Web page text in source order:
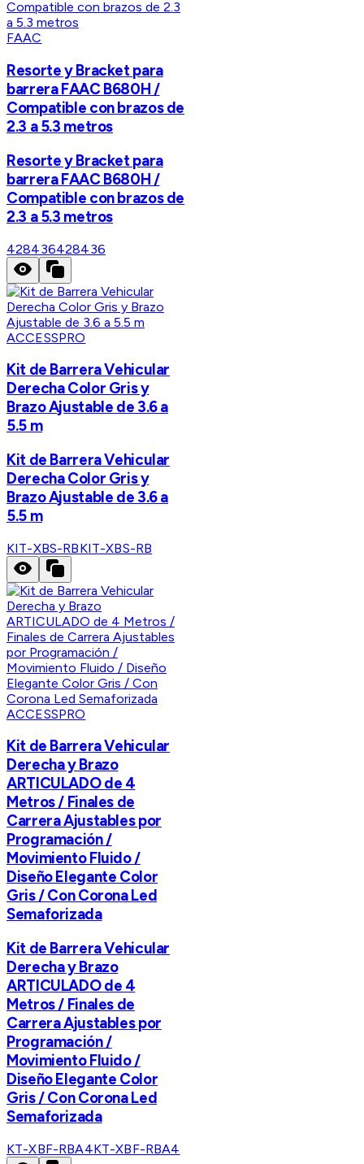
FAAC
Resorte y Bracket para
barrera FAAC B680H /
Compatible con brazos de
2.3 a 5.3 metros
Resorte y Bracket para
barrera FAAC B680H /
Compatible con brazos de
2.3 a 5.3 metros
428436428436
ACCESSPRO
Kit de Barrera Vehicular
Derecha Color Gris y
Brazo Ajustable de 3.6 a
5.5 m
Kit de Barrera Vehicular
Derecha Color Gris y
Brazo Ajustable de 3.6 a
5.5 m
KIT-XBS-RBKIT-XBS-RB
ACCESSPRO
Kit de Barrera Vehicular
Derecha y Brazo
ARTICULADO de 4
Metros / Finales de
Carrera Ajustables por
Programación /
Movimiento Fluido /
Diseño Elegante Color
Gris / Con Corona Led
Semaforizada
Kit de Barrera Vehicular
Derecha y Brazo
ARTICULADO de 4
Metros / Finales de
Carrera Ajustables por
Programación /
Movimiento Fluido /
Diseño Elegante Color
Gris / Con Corona Led
Semaforizada
KT-XBF-RBA4KT-XBF-RBA4